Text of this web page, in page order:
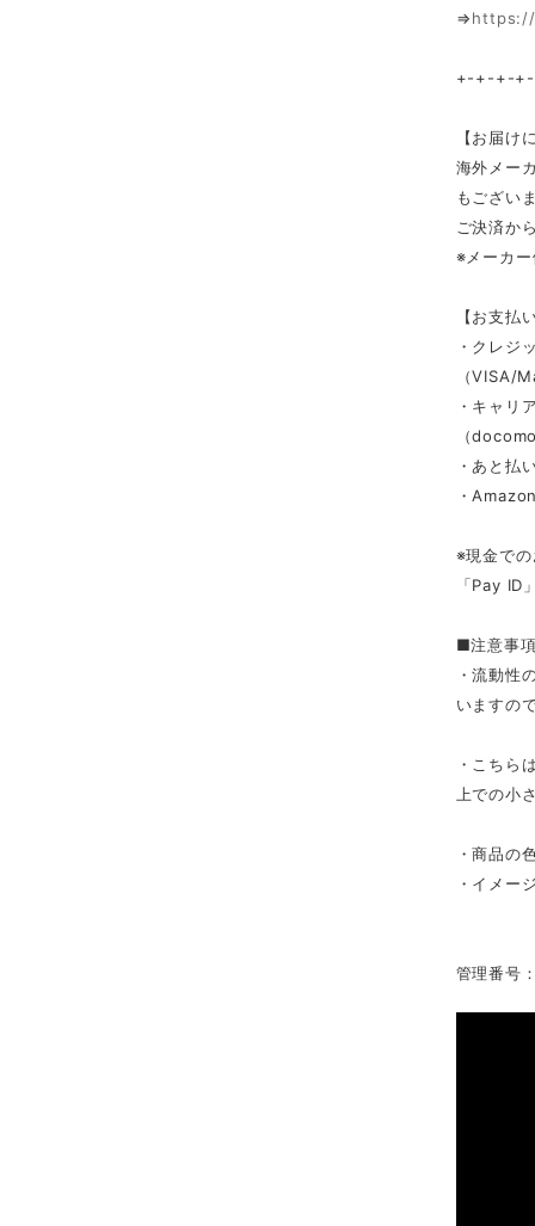
⇒
+-+-+-
【お届け
海外メー
もござい
ご決済か
※メーカ
【お支払
・クレジ
（VISA/
・キャリ
（
・あと払
・
※現金で
「Pay ID
■注意事
・流動性
いますの
・こちら
上での小
・商品の
・イメー
管理番号